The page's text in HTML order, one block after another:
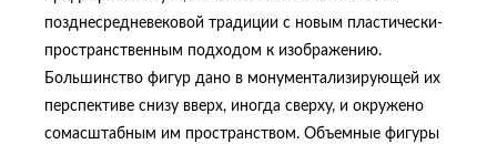
позднесредневековой традиции с новым пластически-
пространственным подходом к изображению.
Большинство фигур дано в монументализирующей их
перспективе снизу вверх, иногда сверху, и окружено
сомасштабным им пространством. Объемные фигуры